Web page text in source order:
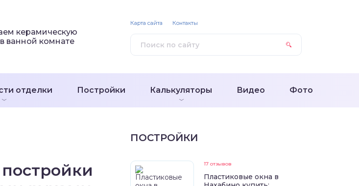
керамическую
ванной комнате
отделки Постройки Калькуляторы Видео Фото
Карта сайта Контакты
ПОСТРОЙКИ
17 отзывов
Пластиковые окна в